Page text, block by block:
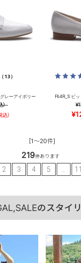
13）
レーアイボリー
）
）
F64R_S ビ
[1～20件]
219件あります
2 3 4 5 … 11
のスタイ